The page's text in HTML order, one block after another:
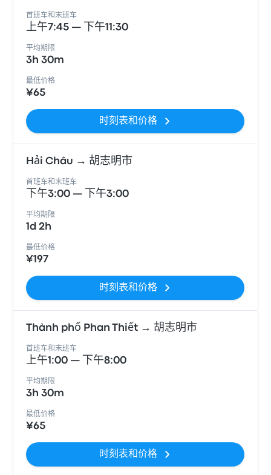
首班车和末班车
上午7:45 — 下午11:30
平均期限
3h 30m
最低价格
¥65
时刻表和价格
Hải Châu → 胡志明市
首班车和末班车
下午3:00 — 下午3:00
平均期限
1d 2h
最低价格
¥197
时刻表和价格
Thành phố Phan Thiết → 胡志明市
首班车和末班车
上午1:00 — 下午8:00
平均期限
3h 30m
最低价格
¥65
时刻表和价格